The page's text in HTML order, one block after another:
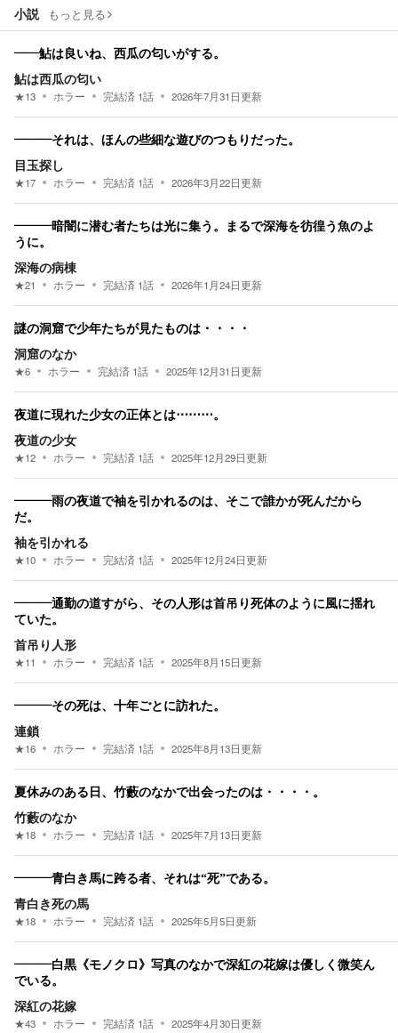
小説 もっと見る
――鮎は良いね、西瓜の匂いがする。
鮎は西瓜の匂い
★13 ホラー 完結済 1話 2026年7月31日更新
―――それは、ほんの些細な遊びのつもりだった。
目玉探し
★17 ホラー 完結済 1話 2026年3月22日更新
―――暗闇に潜む者たちは光に集う。まるで深海を彷徨う魚のよ
うに。
深海の病棟
★21 ホラー 完結済 1話 2026年1月24日更新
謎の洞窟で少年たちが見たものは・・・・
洞窟のなか
★6 ホラー 完結済 1話 2025年12月31日更新
夜道に現れた少女の正体とは⋯⋯⋯。
夜道の少女
★12 ホラー 完結済 1話 2025年12月29日更新
―――雨の夜道で袖を引かれるのは、そこで誰かが死んだから
だ。
袖を引かれる
★10 ホラー 完結済 1話 2025年12月24日更新
―――通勤の道すがら、その人形は首吊り死体のように風に揺れ
ていた。
首吊り人形
★11 ホラー 完結済 1話 2025年8月15日更新
―――その死は、十年ごとに訪れた。
連鎖
★16 ホラー 完結済 1話 2025年8月13日更新
夏休みのある日、竹藪のなかで出会ったのは・・・・。
竹藪のなか
★18 ホラー 完結済 1話 2025年7月13日更新
―――青白き馬に跨る者、それは“死”である。
青白き死の馬
★18 ホラー 完結済 1話 2025年5月5日更新
―――白黒《モノクロ》写真のなかで深紅の花嫁は優しく微笑ん
でいる。
深紅の花嫁
★43 ホラー 完結済 1話 2025年4月30日更新